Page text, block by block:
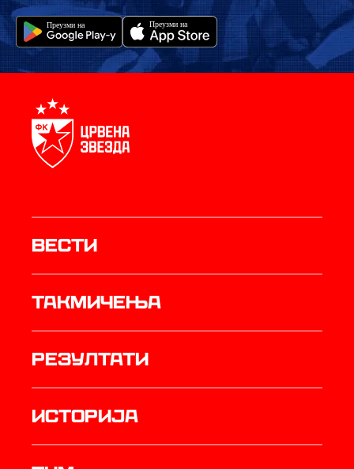
Вести
Такмичења
резултати
историја